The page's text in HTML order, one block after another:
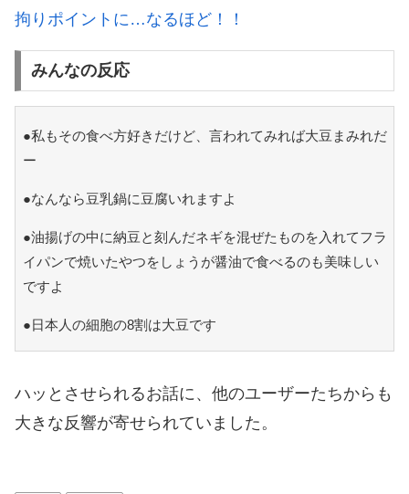
拘りポイントに…なるほど！！
みんなの反応
●私もその食べ方好きだけど、言われてみれば大豆まみれだ
ー
●なんなら豆乳鍋に豆腐いれますよ
●油揚げの中に納豆と刻んだネギを混ぜたものを入れてフラ
イパンで焼いたやつをしょうが醤油で食べるのも美味しい
ですよ
●日本人の細胞の8割は大豆です
ハッとさせられるお話に、他のユーザーたちからも
大きな反響が寄せられていました。